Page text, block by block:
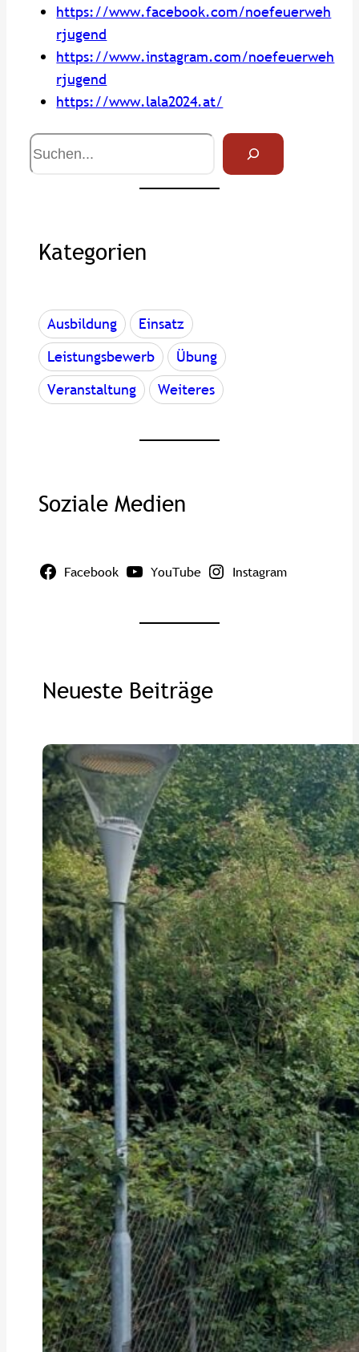
https://www.facebook.com/noefeuerweh
rjugend
https://www.instagram.com/noefeuerweh
rjugend
https://www.lala2024.at/
S
u
Kategorien
Ausbildung
Einsatz
Leistungsbewerb
Übung
Veranstaltung
Weiteres
Soziale Medien
Facebook YouTube Instagram
Neueste Beiträge